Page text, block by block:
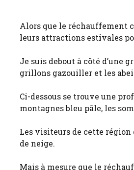
Alors que le réchauffement
leurs attractions estivales
Je suis debout à côté d’une
grillons gazouiller et les
Ci-dessous se trouve une
montagnes bleu pâle, les
Les visiteurs de cette région
de neige.
Mais à mesure que le